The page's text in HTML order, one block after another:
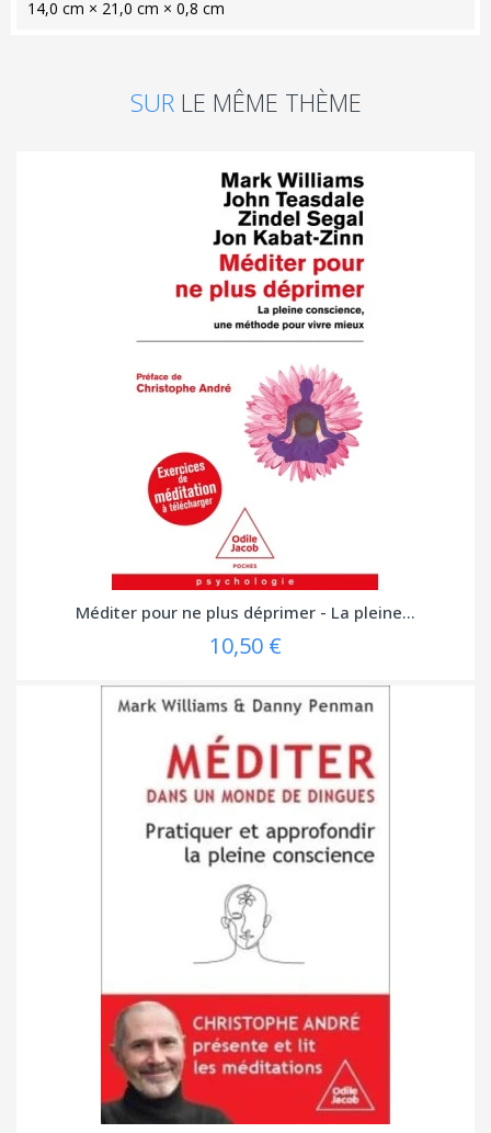
14,0 cm × 21,0 cm × 0,8 cm
SUR LE MÊME THÈME
Méditer pour ne plus déprimer - La pleine...
10,50 €